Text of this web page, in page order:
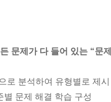
문제가 다 들어 있는 “문
로 분석하여 유형별로 제시
별 문제 해결 학습 구성